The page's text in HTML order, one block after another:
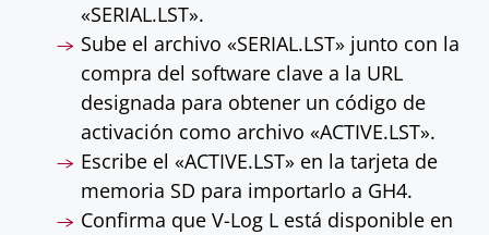
«SERIAL.LST».
Sube el archivo «SERIAL.LST» junto con la
compra del software clave a la URL
designada para obtener un código de
activación como archivo «ACTIVE.LST».
Escribe el «ACTIVE.LST» en la tarjeta de
memoria SD para importarlo a GH4.
Confirma que V-Log L está disponible en